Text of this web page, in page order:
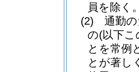
員を除く
(2)
通勤
の(以下
とを常例
とが著し